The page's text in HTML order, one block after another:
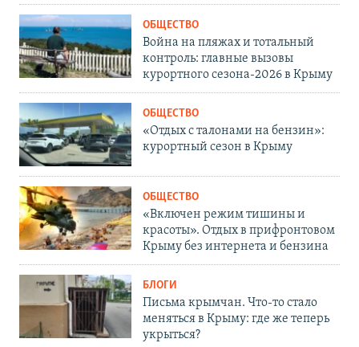
ОБЩЕСТВО
Война на пляжах и тотальный
контроль: главные вызовы
курортного сезона-2026 в Крыму
ОБЩЕСТВО
«Отдых с талонами на бензин»:
курортный сезон в Крыму
ОБЩЕСТВО
«Включен режим тишины и
красоты». Отдых в прифронтовом
Крыму без интернета и бензина
БЛОГИ
Письма крымчан. Что-то стало
меняться в Крыму: где же теперь
укрыться?